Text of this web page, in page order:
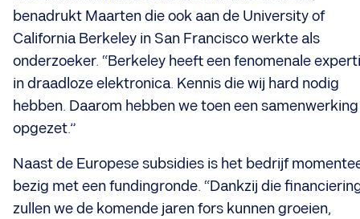
benadrukt Maarten die ook aan de University of
California Berkeley in San Francisco werkte als
onderzoeker. “Berkeley heeft een fenomenale
in draadloze elektronica. Kennis die wij hard nodig
hebben. Daarom hebben we toen een samenwerking
opgezet.”
Naast de Europese subsidies is het bedrijf
bezig met een fundingronde. “Dankzij die
zullen we de komende jaren fors kunnen groeien,